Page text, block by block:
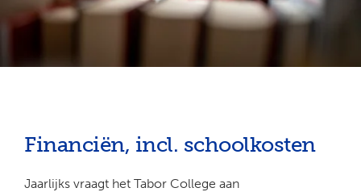
Financiën, incl. schoolkosten
Jaarlijks vraagt het Tabor College aan